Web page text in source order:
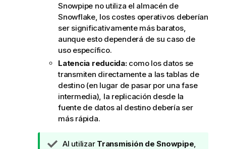
Snowpipe no utiliza el almacén de
Snowflake, los costes operativos deberían
ser significativamente más baratos,
aunque esto dependerá de su caso de
uso específico.
Latencia reducida: como los datos se
transmiten directamente a las tablas de
destino (en lugar de pasar por una fase
intermedia), la replicación desde la
fuente de datos al destino debería ser
más rápida.
N
Al utilizar Transmisión de Snowpipe,